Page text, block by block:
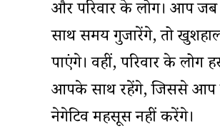
और परिवार के लोग। आप जब
साथ समय गुजारेंगे, तो
पाएंगे। वहीं, परिवार के
आपके साथ रहेंगे, जिससे आप
नेगेटिव महसूस नहीं करेंगे।